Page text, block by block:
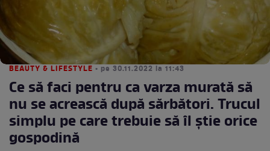
BEAUTY & LIFESTYLE • pe 30.11.2022 la 11:43
Ce să faci pentru ca varza murată să
nu se acrească după sărbători. Trucul
simplu pe care trebuie să îl știe orice
gospodină